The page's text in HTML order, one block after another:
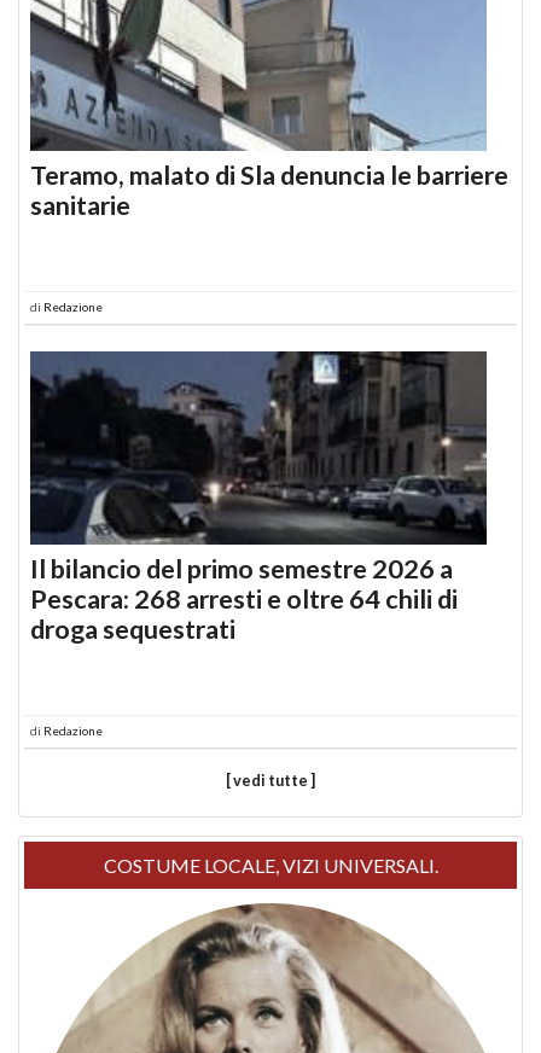
Teramo, malato di Sla denuncia le barriere
sanitarie
di Redazione
Il bilancio del primo semestre 2026 a
Pescara: 268 arresti e oltre 64 chili di
droga sequestrati
di Redazione
[ vedi tutte ]
COSTUME LOCALE, VIZI UNIVERSALI.